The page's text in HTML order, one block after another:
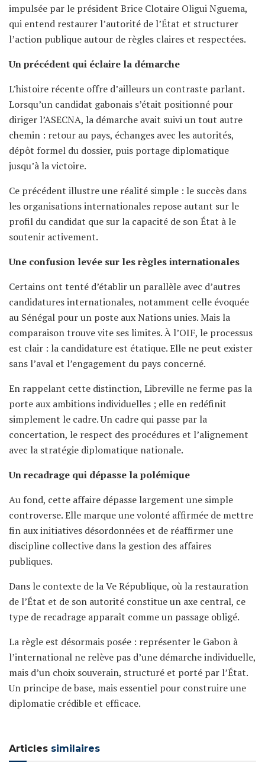
impulsée par le président Brice Clotaire Oligui Nguema,
qui entend restaurer l’autorité de l’État et structurer
l’action publique autour de règles claires et respectées.
Un précédent qui éclaire la démarche
L’histoire récente offre d’ailleurs un contraste parlant.
Lorsqu’un candidat gabonais s’était positionné pour
diriger l’ASECNA, la démarche avait suivi un tout autre
chemin : retour au pays, échanges avec les autorités,
dépôt formel du dossier, puis portage diplomatique
jusqu’à la victoire.
Ce précédent illustre une réalité simple : le succès dans
les organisations internationales repose autant sur le
profil du candidat que sur la capacité de son État à le
soutenir activement.
Une confusion levée sur les règles internationales
Certains ont tenté d’établir un parallèle avec d’autres
candidatures internationales, notamment celle évoquée
au Sénégal pour un poste aux Nations unies. Mais la
comparaison trouve vite ses limites. À l’OIF, le processus
est clair : la candidature est étatique. Elle ne peut exister
sans l’aval et l’engagement du pays concerné.
En rappelant cette distinction, Libreville ne ferme pas la
porte aux ambitions individuelles ; elle en redéfinit
simplement le cadre. Un cadre qui passe par la
concertation, le respect des procédures et l’alignement
avec la stratégie diplomatique nationale.
Un recadrage qui dépasse la polémique
Au fond, cette affaire dépasse largement une simple
controverse. Elle marque une volonté affirmée de mettre
fin aux initiatives désordonnées et de réaffirmer une
discipline collective dans la gestion des affaires
publiques.
Dans le contexte de la Ve République, où la restauration
de l’État et de son autorité constitue un axe central, ce
type de recadrage apparaît comme un passage obligé.
La règle est désormais posée : représenter le Gabon à
l’international ne relève pas d’une démarche individuelle,
mais d’un choix souverain, structuré et porté par l’État.
Un principe de base, mais essentiel pour construire une
diplomatie crédible et efficace.
Articles similaires